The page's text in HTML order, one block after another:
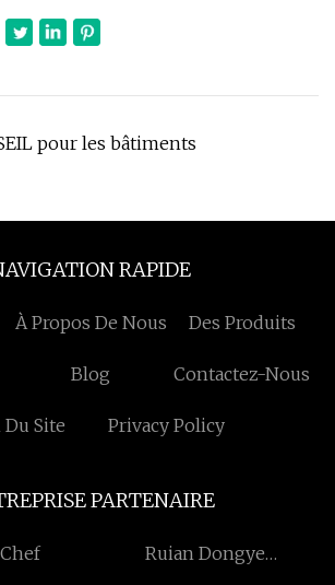
pour les bâtiments
RAPIDE
À Propos De Nous Des Produits
Blog Contactez-Nous
Du Site Privacy Policy
PARTENAIRE
Automate Chef
Ruian Dongye